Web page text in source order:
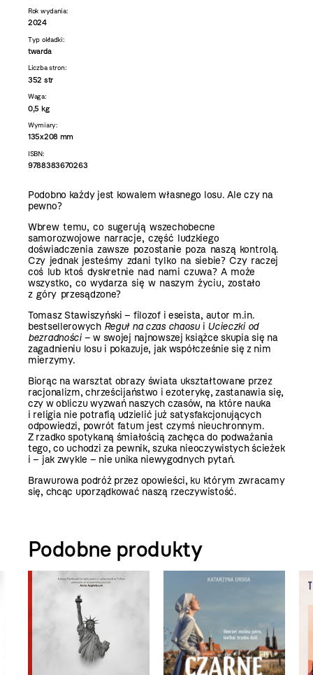
Rok wydania:
2024
Typ okładki:
twarda
Liczba stron:
352 str
Waga:
0,5 kg
Wymiary:
135x208 mm
ISBN:
9788383670263
Podobno każdy jest kowalem własnego losu. Ale czy na
pewno?
Wbrew temu, co sugerują wszechobecne
samorozwojowe narracje, część ludzkiego
doświadczenia zawsze pozostanie poza naszą kontrolą.
Czy jednak jesteśmy zdani tylko na siebie? Czy raczej
coś lub ktoś dyskretnie nad nami czuwa? A może
wszystko, co wydarza się w naszym życiu, zostało
z góry przesądzone?
Tomasz Stawiszyński– filozof i eseista, autor m.in.
bestsellerowychReguł na czas chaosui Ucieczki od
bezradności– w swojej najnowszej książce skupia się na
zagadnieniu losu i pokazuje, jak współcześnie się z nim
mierzymy.
Biorąc na warsztat obrazy świata ukształtowane przez
racjonalizm, chrześcijaństwo i ezoterykę, zastanawia się,
czy w obliczu wyzwań naszych czasów, na które nauka
i religia nie potrafią udzielić już satysfakcjonujących
odpowiedzi, powrót fatum jest czymś nieuchronnym.
Z rzadko spotykaną śmiałością zachęca do podważania
tego, co uchodzi za pewnik, szuka nieoczywistych ścieżek
i – jak zwykle – nie unika niewygodnych pytań.
Brawurowa podróż przez opowieści, ku którym zwracamy
się, chcąc uporządkować naszą rzeczywistość.
Podobne produkty